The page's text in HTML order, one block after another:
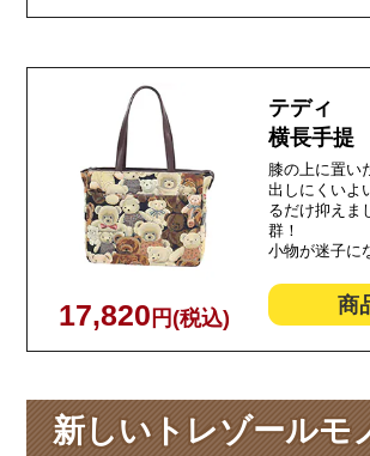
17,820 円(税込)
テディ
横長手提
膝の上に置い
出しにくいよ
るだけ抑えま
群！
小物が迷子に
商
新しいトレゾールモ